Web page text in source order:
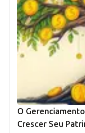
O
Crescer Seu